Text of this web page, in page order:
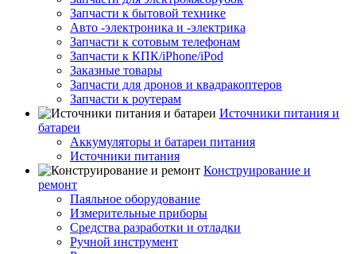
Запчасти к бытовой технике
Авто -электроника и -электрика
Запчасти к сотовым телефонам
Запчасти к КПК/iPhone/iPod
Заказные товары
Запчасти для дронов и квадракоптеров
Запчасти к роутерам
Источники питания и
батареи
Аккумуляторы и батареи питания
Источники питания
Конструирование и
ремонт
Паяльное оборудование
Измерительные приборы
Средства разработки и отладки
Ручной инструмент